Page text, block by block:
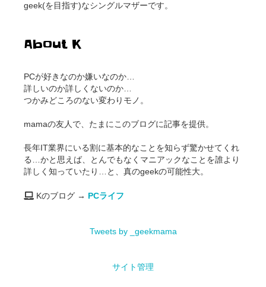
geek(を目指す)なシングルマザーです。
About K
PCが好きなのか嫌いなのか…
詳しいのか詳しくないのか…
つかみどころのない変わりモノ。
mamaの友人で、たまにこのブログに記事を提供。
長年IT業界にいる割に基本的なことを知らず驚かせてくれ
る…かと思えば、とんでもなくマニアックなことを誰より
詳しく知っていたり…と、真のgeekの可能性大。
Kのブログ → PCライフ
Tweets by _geekmama
サイト管理